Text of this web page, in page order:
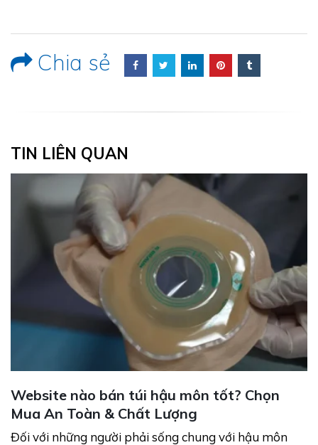
Chia sẻ
TIN LIÊN QUAN
Website nào bán túi hậu môn tốt? Chọn
Mua An Toàn & Chất Lượng
Đối với những người phải sống chung với hậu môn